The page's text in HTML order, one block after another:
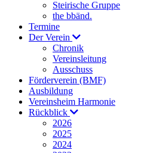
Steirische Gruppe
the bbänd.
Termine
Der Verein
Chronik
Vereinsleitung
Ausschuss
Förderverein (BMF)
Ausbildung
Vereinsheim Harmonie
Rückblick
2026
2025
2024